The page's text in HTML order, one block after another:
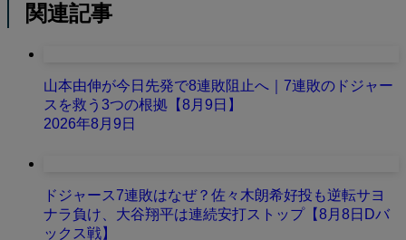
関連記事
山本由伸が今日先発で8連敗阻止へ｜7連敗のドジャー
スを救う3つの根拠【8月9日】
2026年8月9日
ドジャース7連敗はなぜ？佐々木朗希好投も逆転サヨ
ナラ負け、大谷翔平は連続安打ストップ【8月8日Dバ
ックス戦】